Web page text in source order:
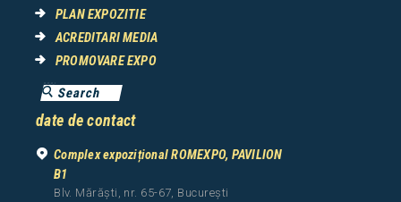
PLAN EXPOZITIE
ACREDITARI MEDIA
PROMOVARE EXPO
date de contact
Complex expozițional ROMEXPO, PAVILION
B1
Blv. Mărăști, nr. 65-67, București